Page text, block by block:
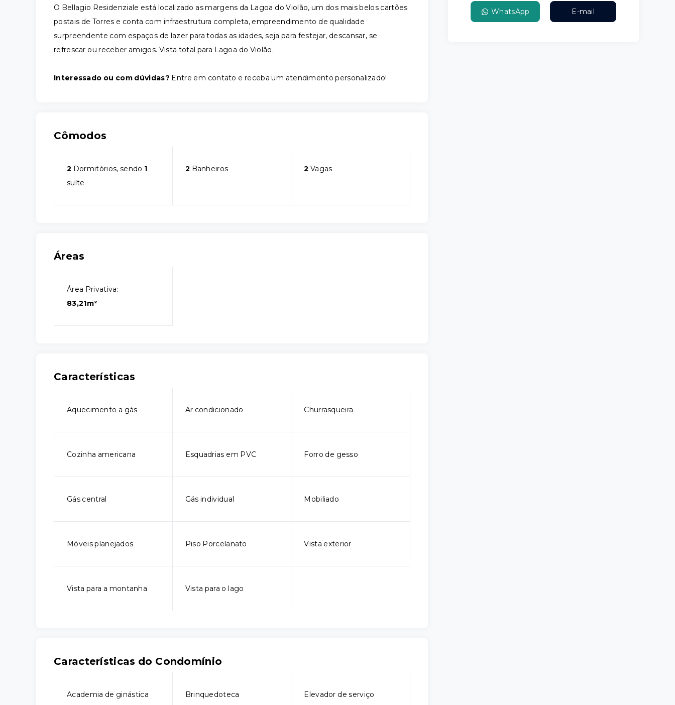
O Bellagio Residenziale está localizado as margens da Lagoa do Violão, um dos mais belos cartões
postais de Torres e conta com infraestrutura completa, empreendimento de qualidade
surpreendente com espaços de lazer para todas as idades, seja para festejar, descansar, se
refrescar ou receber amigos. Vista total para Lagoa do Violão.
Interessado ou com dúvidas? Entre em contato e receba um atendimento personalizado!
Cômodos
2 Dormitórios, sendo 1
suíte
2 Banheiros 2 Vagas
Áreas
Área Privativa:
83,21m²
Características
Aquecimento a gás Ar condicionado Churrasqueira
Cozinha americana Esquadrias em PVC Forro de gesso
Gás central Gás individual Mobiliado
Móveis planejados Piso Porcelanato Vista exterior
Vista para a montanha Vista para o lago
Características do Condomínio
Academia de ginástica Brinquedoteca Elevador de serviço
WhatsApp E-mail